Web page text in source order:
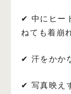
✔ 中にヒー
ねても着崩
✔ 汗をかか
✔ 写真映え